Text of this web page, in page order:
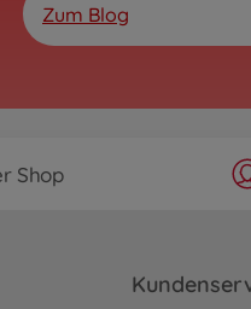
Zum Blog
Shop